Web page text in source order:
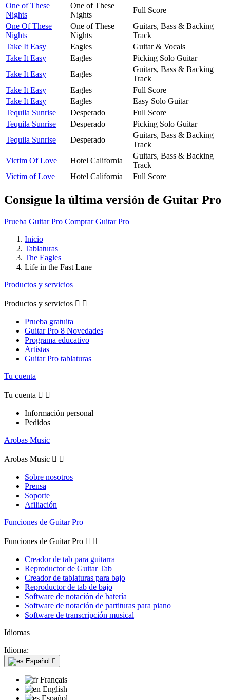
One of These
Nights
One of These
Nights
Full Score
One Of These
Nights
One of These
Nights
Guitars, Bass & Backing
Track
Take It Easy
Eagles
Guitar & Vocals
Take It Easy
Eagles
Picking Solo Guitar
Take It Easy
Eagles
Guitars, Bass & Backing
Track
Take It Easy
Eagles
Full Score
Take It Easy
Eagles
Easy Solo Guitar
Tequila Sunrise
Desperado
Full Score
Tequila Sunrise
Desperado
Picking Solo Guitar
Tequila Sunrise
Desperado
Guitars, Bass & Backing
Track
Victim Of Love
Hotel California
Guitars, Bass & Backing
Track
Victim of Love
Hotel California Full Score
Consigue la última versión de Guitar Pro
Prueba Guitar Pro Comprar Guitar Pro
Inicio
Tablaturas
The Eagles
Life in the Fast Lane
Productos y servicios
Productos y servicios  
Prueba gratuita
Guitar Pro 8 Novedades
Programa educativo
Artistas
Guitar Pro tablaturas
Tu cuenta
Tu cuenta  
Información personal
Pedidos
Arobas Music
Arobas Music  
Sobre nosotros
Prensa
Soporte
Afiliación
Funciones de Guitar Pro
Funciones de Guitar Pro  
Creador de tab para guitarra
Reproductor de Guitar Tab
Creador de tablaturas para bajo
Reproductor de tab de bajo
Software de notación de batería
Software de notación de partituras para piano
Software de transcripción musical
Idiomas
Idioma:
Español 
Français
English
Español